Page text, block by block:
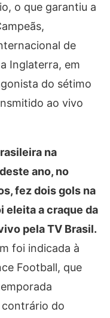
o que garantiu a
de
Inglaterra, em
do sétimo
ao vivo
na
ano, no
fez dois gols na
eleita a craque da
pela TV Brasil.
foi indicada à
Football, que
contrário do